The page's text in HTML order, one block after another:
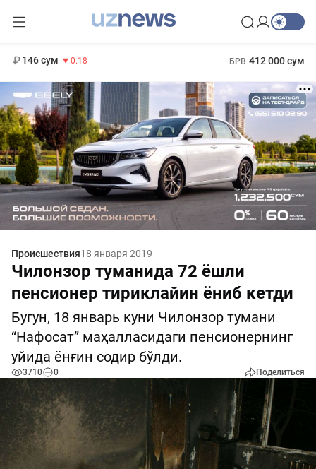
146 сум -0.18 БРВ 412 000 сум
Происшествия18 января 2019
Чилонзор туманида 72 ёшли
пенсионер тириклайин ёниб кетди
Бугун, 18 январь куни Чилонзор тумани
“Нафосат” маҳалласидаги пенсионернинг
уйида ёнғин содир бўлди.
3710 0 Поделиться